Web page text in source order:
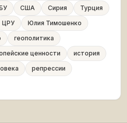
США Сирия
Турция
ЦРУ
Юлия Тимошенко
геополитика
ценности
история
репрессии